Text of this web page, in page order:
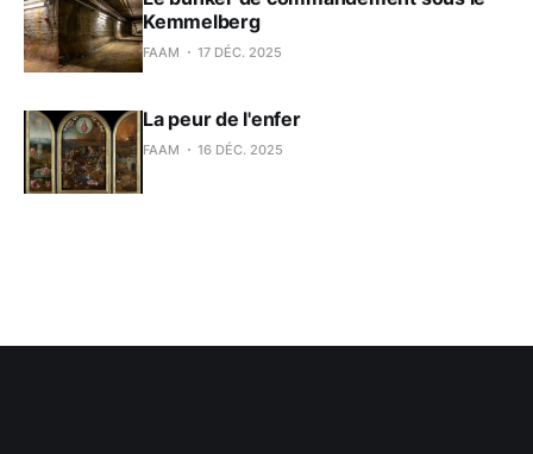
Kemmelberg
FAAM 17 DÉC. 2025
La peur de l'enfer
FAAM 16 DÉC. 2025